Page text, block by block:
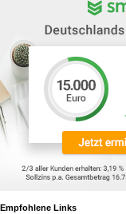
Empfohlene Links